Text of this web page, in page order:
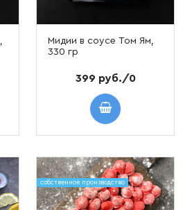
Мидии в соусе Том Ям,
330 гр
399 руб./0
собственное производство